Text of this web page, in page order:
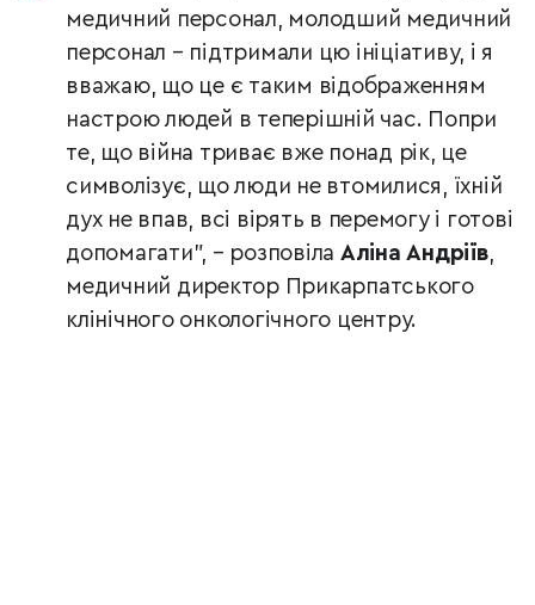
медичний персонал, молодший медичний
персонал – підтримали цю ініціативу, і я
вважаю, що це є таким відображенням
настрою людей в теперішній час. Попри
те, що війна триває вже понад рік, це
символізує, що люди не втомилися, їхній
дух не впав, всі вірять в перемогу і готові
допомагати”, – розповіла Аліна Андріїв,
медичний директор Прикарпатського
клінічного онкологічного центру.